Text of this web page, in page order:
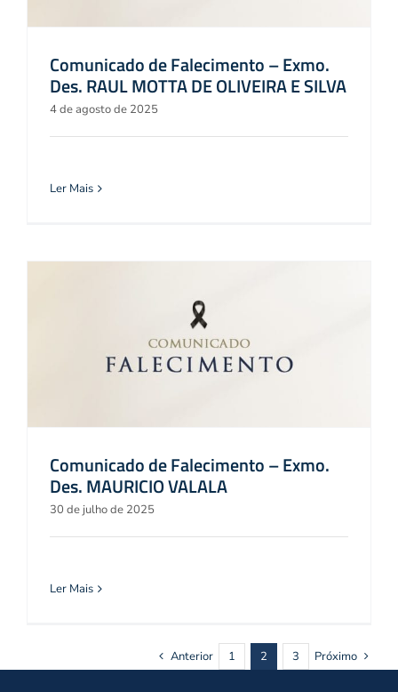
Comunicado de Falecimento – Exmo.
Des. RAUL MOTTA DE OLIVEIRA E SILVA
4 de agosto de 2025
Ler Mais
Comunicado de Falecimento – Exmo.
Des. MAURICIO VALALA
30 de julho de 2025
Ler Mais
Anterior 1 2 3 Próximo